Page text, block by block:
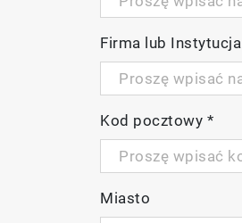
Firma lub Instytucja
Kod pocztowy *
Miasto